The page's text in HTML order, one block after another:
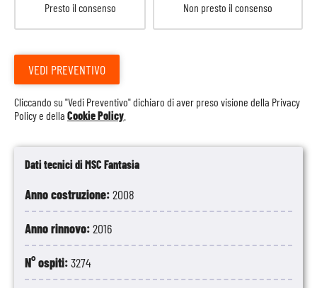
Dati tecnici di MSC Fantasia
Anno costruzione:2008
Anno rinnovo:2016
N° ospiti:3274
Presto il consenso Non presto il consenso
VEDI PREVENTIVO
Cliccando su "Vedi Preventivo" dichiaro di aver preso visione della Privacy
Policye della Cookie Policy